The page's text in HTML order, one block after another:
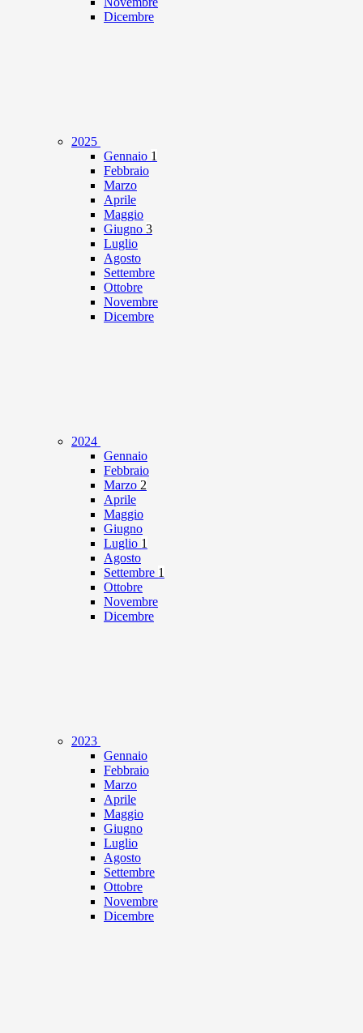
Dicembre
2025
Gennaio 1
Febbraio
Marzo
Aprile
Maggio
Giugno 3
Luglio
Agosto
Settembre
Ottobre
Novembre
Dicembre
2024
Gennaio
Febbraio
Marzo 2
Aprile
Maggio
Giugno
Luglio 1
Agosto
Settembre 1
Ottobre
Novembre
Dicembre
2023
Gennaio
Febbraio
Marzo
Aprile
Maggio
Giugno
Luglio
Agosto
Settembre
Ottobre
Novembre
Dicembre